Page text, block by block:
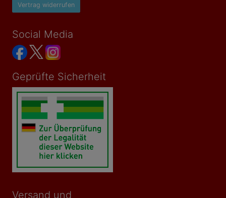
Vertrag widerrufen
Social Media
Geprüfte Sicherheit
Versand und